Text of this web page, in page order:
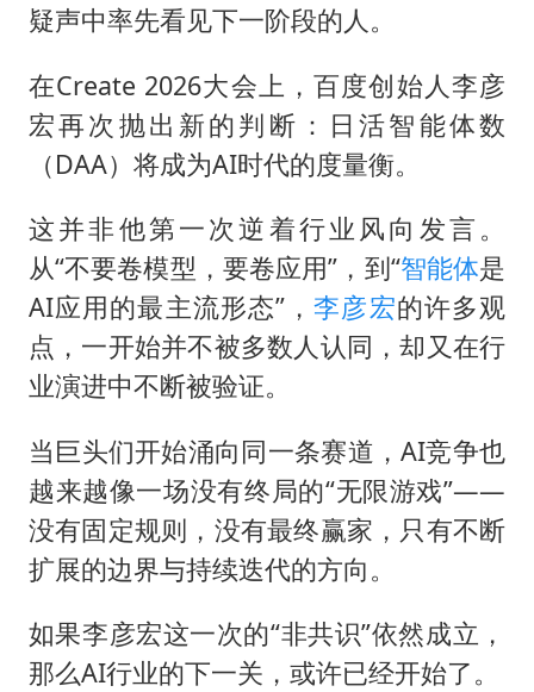
疑声中率先看见下一阶段的人。
在Create 2026大会上，百度创始人李彦
宏再次抛出新的判断：日活智能体数
（DAA）将成为AI时代的度量衡。
这并非他第一次逆着行业风向发言。
从“不要卷模型，要卷应用”，到“智能体是
AI应用的最主流形态”，李彦宏的许多观
点，一开始并不被多数人认同，却又在行
业演进中不断被验证。
当巨头们开始涌向同一条赛道，AI竞争也
越来越像一场没有终局的“无限游戏”——
没有固定规则，没有最终赢家，只有不断
扩展的边界与持续迭代的方向。
如果李彦宏这一次的“非共识”依然成立，
那么AI行业的下一关，或许已经开始了。